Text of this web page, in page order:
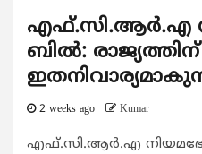
എഫ്.സി.ആര്‍.എ
ബില്‍:
2 weeks ago Kumar
എഫ്.സി.ആര്‍.എ